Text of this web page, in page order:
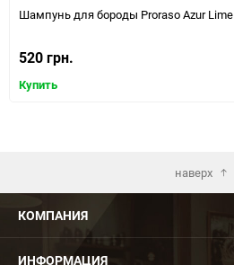
Шампунь для бороды Proraso Azur Lime
520 грн.
Купить
наверх
КОМПАНИЯ
ИНФОРМАЦИЯ